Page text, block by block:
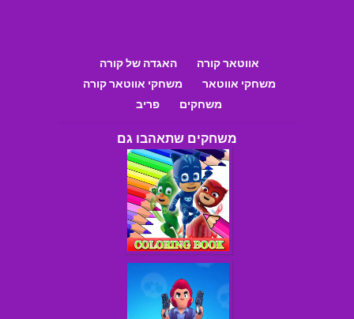
אווטאר קורה
האגדה של קורה
משחקי אווטאר
משחקי אווטאר קורה
משחקים
פריב
משחקים שתאהבו גם